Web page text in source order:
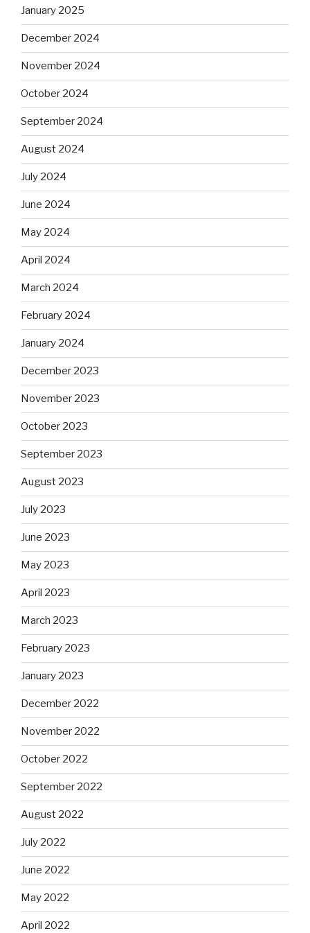
January 2025
December 2024
November 2024
October 2024
September 2024
August 2024
July 2024
June 2024
May 2024
April 2024
March 2024
February 2024
January 2024
December 2023
November 2023
October 2023
September 2023
August 2023
July 2023
June 2023
May 2023
April 2023
March 2023
February 2023
January 2023
December 2022
November 2022
October 2022
September 2022
August 2022
July 2022
June 2022
May 2022
April 2022